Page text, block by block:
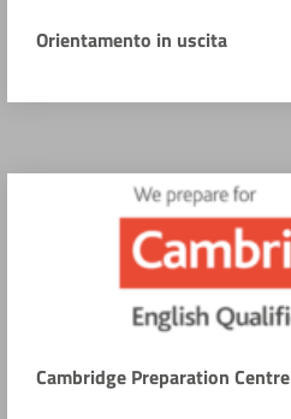
Orientamento in uscita
Cambridge Preparation Centre